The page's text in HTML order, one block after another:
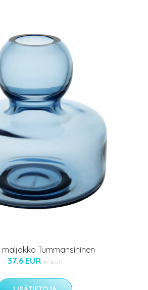
maljakko Tummansininen
37.6 EUR 47 EUR